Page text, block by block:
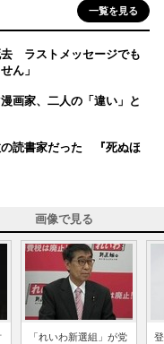
一覧を見る
去 ラストメッセージでも
ん」
画家、二人の「違い」と
の読書家だった 『死ぬほ
画像で見る
「れいわ新選組」が党